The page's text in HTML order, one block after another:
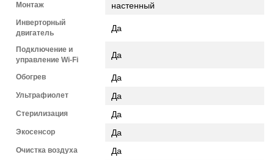
Монтаж настенный
Инверторный
двигатель
Да
Подключение и
управление Wi-Fi
Да
Обогрев Да
Ультрафиолет Да
Стерилизация Да
Экосенсор Да
Очистка воздуха Да